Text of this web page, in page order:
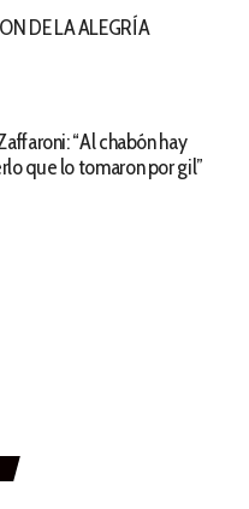
DE LA ALEGRÍA
“Al chabón hay
que lo tomaron por gil”